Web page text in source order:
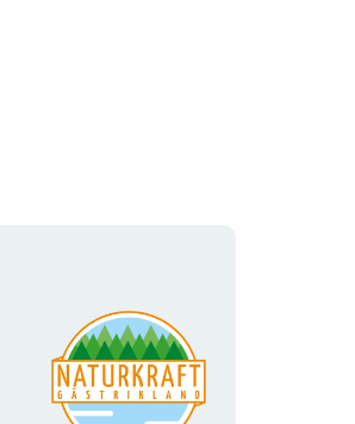
Organisasjonens
logotype